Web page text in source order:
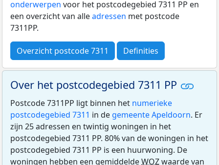
onderwerpen voor het postcodegebied 7311 PP en
een overzicht van alleadressen met postcode
7311PP.
Overzicht postcode 7311 Definities
Over het postcodegebied 7311 PP
Postcode 7311PP ligt binnen het numerieke
postcodegebied 7311 in de gemeente Apeldoorn. Er
zijn 25 adressen en twintig woningen in het
postcodegebied 7311 PP. 80% van de woningen in het
postcodegebied 7311 PP is een huurwoning. De
woningen hebben een gemiddeldeWOZwaarde van